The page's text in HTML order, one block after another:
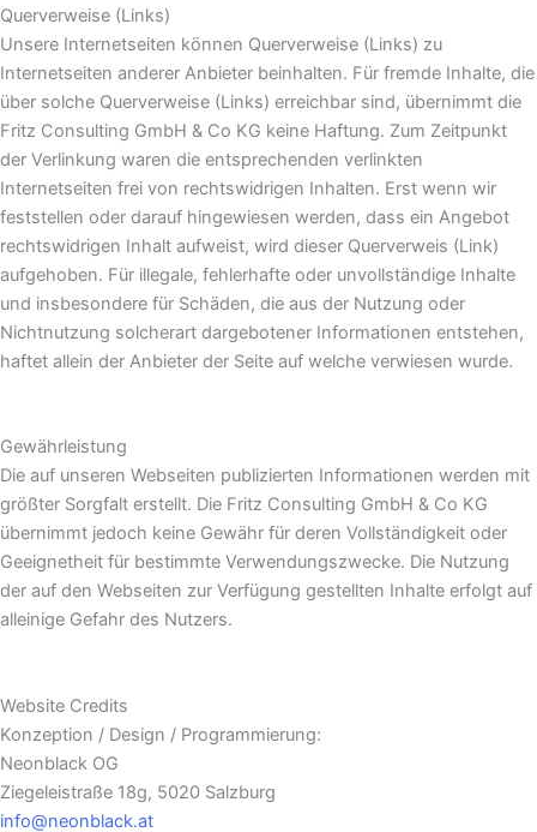
Querverweise (Links)
Unsere Internetseiten können Querverweise (Links) zu
Internetseiten anderer Anbieter beinhalten. Für fremde Inhalte, die
über solche Querverweise (Links) erreichbar sind, übernimmt die
Fritz Consulting GmbH & Co KG keine Haftung. Zum Zeitpunkt
der Verlinkung waren die entsprechenden verlinkten
Internetseiten frei von rechtswidrigen Inhalten. Erst wenn wir
feststellen oder darauf hingewiesen werden, dass ein Angebot
rechtswidrigen Inhalt aufweist, wird dieser Querverweis (Link)
aufgehoben. Für illegale, fehlerhafte oder unvollständige Inhalte
und insbesondere für Schäden, die aus der Nutzung oder
Nichtnutzung solcherart dargebotener Informationen entstehen,
haftet allein der Anbieter der Seite auf welche verwiesen wurde.
Gewährleistung
Die auf unseren Webseiten publizierten Informationen werden mit
größter Sorgfalt erstellt. Die Fritz Consulting GmbH & Co KG
übernimmt jedoch keine Gewähr für deren Vollständigkeit oder
Geeignetheit für bestimmte Verwendungszwecke. Die Nutzung
der auf den Webseiten zur Verfügung gestellten Inhalte erfolgt auf
alleinige Gefahr des Nutzers.
Website Credits
Konzeption / Design / Programmierung:
Neonblack OG
Ziegeleistraße 18g, 5020 Salzburg
info@neonblack.at